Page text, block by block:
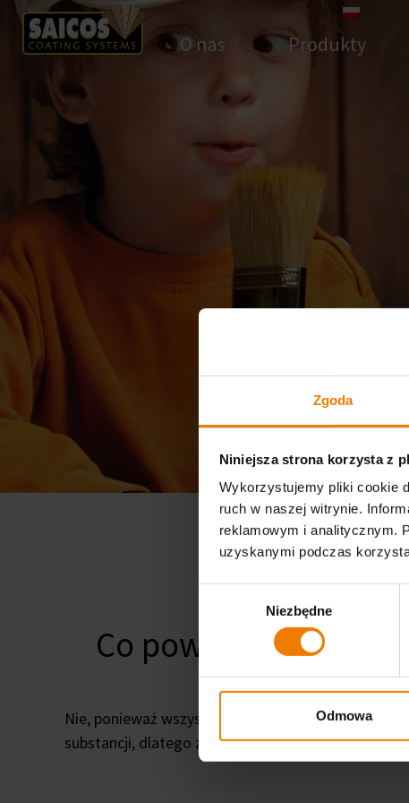
Zgoda
Niniejsza strona korzysta z
Wykorzystujemy pliki cookie
ruch w naszej witrynie.
reklamowym i analitycznym.
uzyskanymi podczas
Niezbędne
Odmowa
O nas Produkty
Co powoduje
Nie, ponieważ wszystkie nasze systemy posiadają
substancji, dlatego zalecamy zapewnienie dobrej